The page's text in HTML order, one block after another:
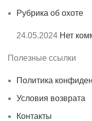
Рубрика об охоте
24.05.2024 Нет
Полезные ссылки
Политика
Условия возврата
Контакты